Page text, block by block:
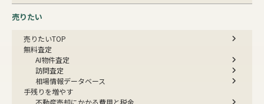
売りたい
売りたいTOP
無料査定
AI物件査定
訪問査定
相場情報データベース
手残りを増やす
不動産売却にかかる費用と税金